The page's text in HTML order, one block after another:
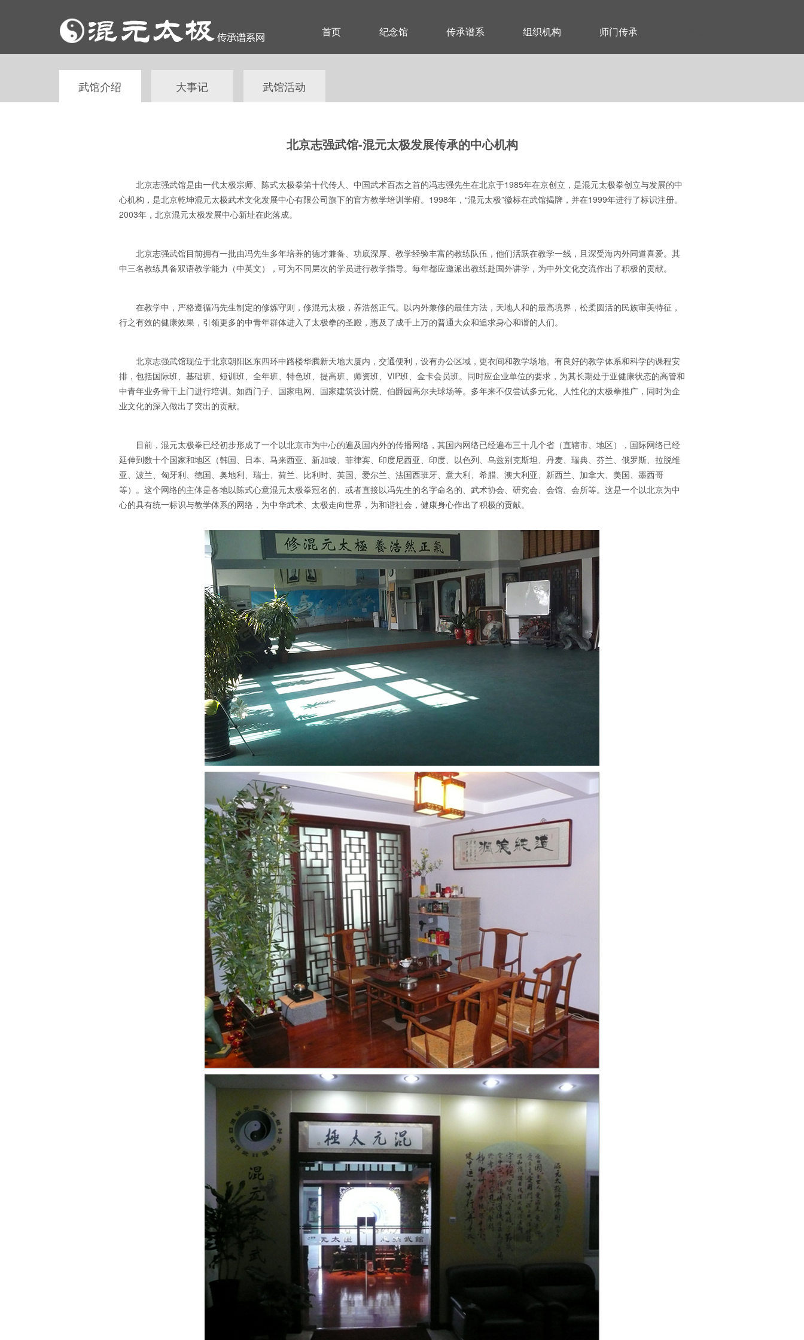
首页 纪念馆 传承谱系 组织机构 师门传承
武馆介绍 大事记 武馆活动
北京志强武馆-混元太极发展传承的中心机构
北京志强武馆是由一代太极宗师、陈式太极拳第十代传人、中国武术百杰之首的冯志强先生在北京于1985年在京创立，是混元太极拳创立与发展的中
心机构，是北京乾坤混元太极武术文化发展中心有限公司旗下的官方教学培训学府。1998年，“混元太极”徽标在武馆揭牌，并在1999年进行了标识注册。
2003年，北京混元太极发展中心新址在此落成。
北京志强武馆目前拥有一批由冯先生多年培养的德才兼备、功底深厚、教学经验丰富的教练队伍，他们活跃在教学一线，且深受海内外同道喜爱。其
中三名教练具备双语教学能力（中英文），可为不同层次的学员进行教学指导。每年都应邀派出教练赴国外讲学，为中外文化交流作出了积极的贡献。
在教学中，严格遵循冯先生制定的修炼守则，修混元太极，养浩然正气。以内外兼修的最佳方法，天地人和的最高境界，松柔圆活的民族审美特征，
行之有效的健康效果，引领更多的中青年群体进入了太极拳的圣殿，惠及了成千上万的普通大众和追求身心和谐的人们。
北京志强武馆现位于北京朝阳区东四环中路楼华腾新天地大厦内，交通便利，设有办公区域，更衣间和教学场地。有良好的教学体系和科学的课程安
排，包括国际班、基础班、短训班、全年班、特色班、提高班、师资班、VIP班、金卡会员班。同时应企业单位的要求，为其长期处于亚健康状态的高管和
中青年业务骨干上门进行培训。如西门子、国家电网、国家建筑设计院、伯爵园高尔夫球场等。多年来不仅尝试多元化、人性化的太极拳推广，同时为企
业文化的深入做出了突出的贡献。
目前，混元太极拳已经初步形成了一个以北京市为中心的遍及国内外的传播网络，其国内网络已经遍布三十几个省（直辖市、地区），国际网络已经
延伸到数十个国家和地区（韩国、日本、马来西亚、新加坡、菲律宾、印度尼西亚、印度、以色列、乌兹别克斯坦、丹麦、瑞典、芬兰、俄罗斯、拉脱维
亚、波兰、匈牙利、德国、奥地利、瑞士、荷兰、比利时、英国、爱尔兰、法国西班牙、意大利、希腊、澳大利亚、新西兰、加拿大、美国、墨西哥
等）。这个网络的主体是各地以陈式心意混元太极拳冠名的、或者直接以冯先生的名字命名的、武术协会、研究会、会馆、会所等。这是一个以北京为中
心的具有统一标识与教学体系的网络，为中华武术、太极走向世界，为和谐社会，健康身心作出了积极的贡献。